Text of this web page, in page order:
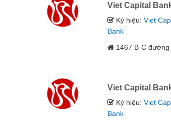
Viet Capital
Ký hiệu:Viet
Bank
1467 B-C
Viet Capital
Ký hiệu:Viet
Bank